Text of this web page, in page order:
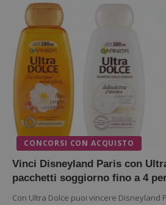
CONCORSI CON ACQUISTO
Vinci Disneyland Paris con
pacchetti soggiorno fino a 4
Con Ultra Dolce puoi vincere Disneyland